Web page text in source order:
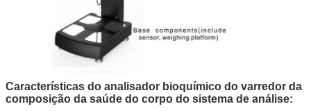
Características do analisador bioquímico do varredor da
composição da saúde do corpo do sistema de análise: